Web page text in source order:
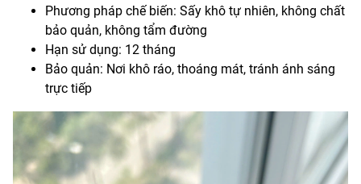
Phương pháp chế biến: Sấy khô tự nhiên, không chất
bảo quản, không tẩm đường
Hạn sử dụng: 12 tháng
Bảo quản: Nơi khô ráo, thoáng mát, tránh ánh sáng
trực tiếp